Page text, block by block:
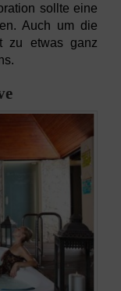
sollte eine
Auch um die
zu etwas ganz